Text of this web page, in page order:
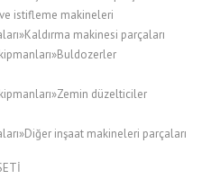
istifleme makineleri
makinesi parçaları
düzelticiler
inşaat makineleri parçaları